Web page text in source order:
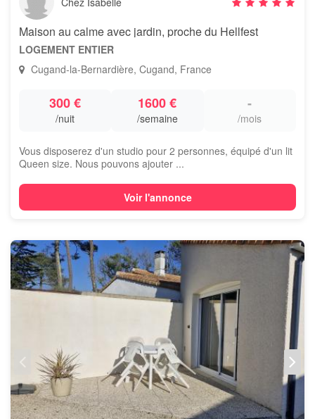
Maison au calme avec jardin, proche du Hellfest
LOGEMENT ENTIER
Cugand-la-Bernardière, Cugand, France
300 €
/nuit
1600 €
/semaine
-
/mois
Vous disposerez d'un studio pour 2 personnes, équipé d'un lit
Queen size. Nous pouvons ajouter ...
Voir l'annonce